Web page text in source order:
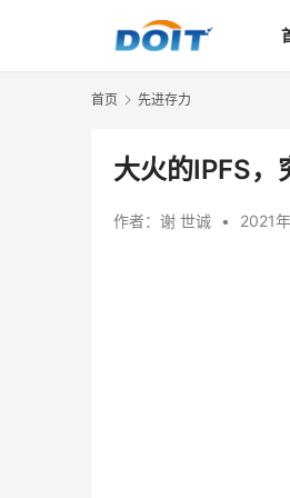
首页 先进存力
大火的IPFS，
作者： 谢 世诚 • 2021